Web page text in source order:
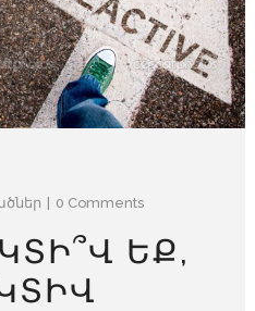
0 Comments
ԵՔ,